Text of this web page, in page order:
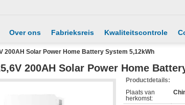
Over ons Fabrieksreis Kwaliteitscontrole
200AH Solar Power Home Battery System 5,12kWh
200AH Solar Power Home
Productdetails:
Plaats van
herkomst: